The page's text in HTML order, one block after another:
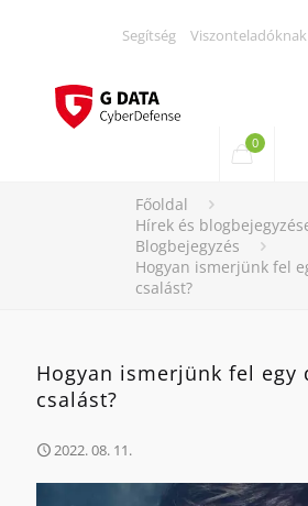
Segítség Viszonteladóknak
0
Főoldal
Hírek és
Blogbejegyzés
Hogyan ismerjünk fel
csalást?
Hogyan ismerjünk fel egy
csalást?
2022. 08. 11.